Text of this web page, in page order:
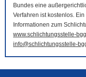
Bundes eine
Verfahren ist kostenlos.
Informationen zum
www.schlichtungsstelle-
info@schlichtungsstelle-